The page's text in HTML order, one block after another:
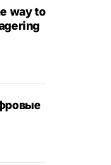
way to